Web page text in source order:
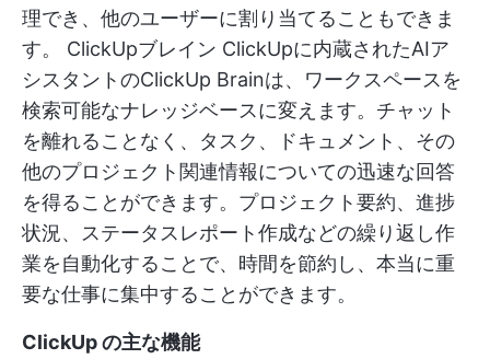
理でき、他のユーザーに割り当てることもできま
す。 ClickUpブレイン ClickUpに内蔵されたAIア
シスタントのClickUp Brainは、ワークスペースを
検索可能なナレッジベースに変えます。チャット
を離れることなく、タスク、ドキュメント、その
他のプロジェクト関連情報についての迅速な回答
を得ることができます。プロジェクト要約、進捗
状況、ステータスレポート作成などの繰り返し作
業を自動化することで、時間を節約し、本当に重
要な仕事に集中することができます。
ClickUp の主な機能